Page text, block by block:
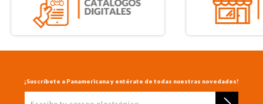
¡Suscríbete a Panamericana y entérate de todas nuestras novedades!